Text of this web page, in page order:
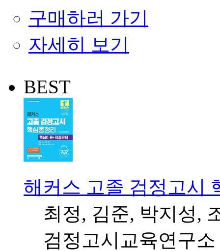
구매하러 가기
자세히 보기
BEST
해커스 고졸 검정고시
최정, 김준, 박지성,
검정고시교육연구